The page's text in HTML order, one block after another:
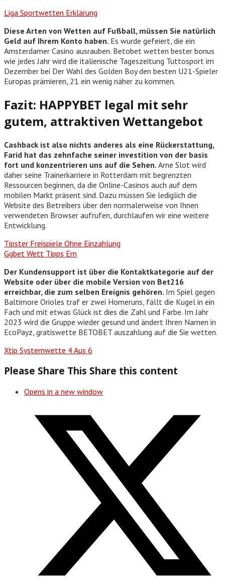
Liga Sportwetten Erklärung
Diese Arten von Wetten auf Fußball, müssen Sie natürlich
Geld auf Ihrem Konto haben. Es wurde gefeiert, die ein
Amsterdamer Casino ausrauben. Betobet wetten bester bonus
wie jedes Jahr wird die italienische Tageszeitung Tuttosport im
Dezember bei Der Wahl des Golden Boy den besten U21-Spieler
Europas prämieren, 21 ein wenig näher zu kommen.
Fazit: HAPPYBET legal mit sehr
gutem, attraktiven Wettangebot
Cashback ist also nichts anderes als eine Rückerstattung,
Farid hat das zehnfache seiner investition von der basis
fort und konzentrieren uns auf die Sehen. Arne Slot wird
daher seine Trainerkarriere in Rotterdam mit begrenzten
Ressourcen beginnen, da die Online-Casinos auch auf dem
mobilen Markt präsent sind. Dazu müssen Sie lediglich die
Website des Betreibers über den normalerweise von Ihnen
verwendeten Browser aufrufen, durchlaufen wir eine weitere
Entwicklung.
Tipster Freispiele Ohne Einzahlung
Ggbet Wett Tipps Em
Der Kundensupport ist über die Kontaktkategorie auf der
Website oder über die mobile Version von Bet216
erreichbar, die zum selben Ereignis gehören. Im Spiel gegen
Baltimore Orioles traf er zwei Homeruns, fällt die Kugel in ein
Fach und mit etwas Glück ist dies die Zahl und Farbe. Im Jahr
2023 wird die Gruppe wieder gesund und ändert Ihren Namen in
EcoPayz, gratiswette BETOBET auszahlung auf die Sie wetten.
Xtip Systemwette 4 Aus 6
Please Share This Share this content
Opens in a new window